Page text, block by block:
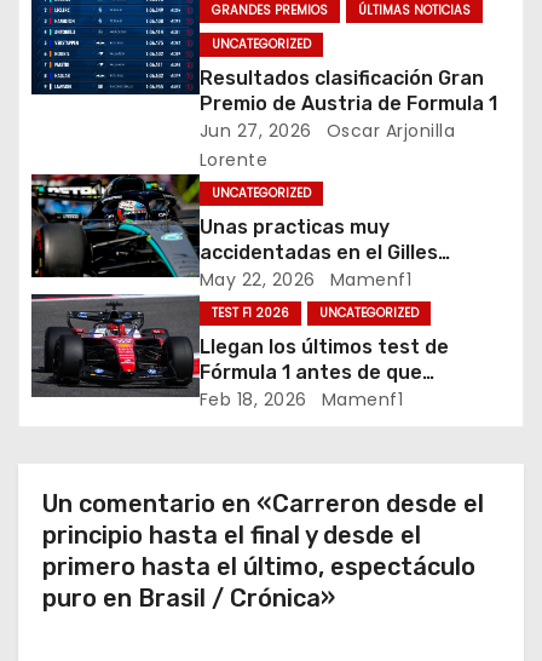
c
i
n
d
e
e
n
r
a
d
GRANDES PREMIOS
ÚLTIMAS NOTICIAS
UNCATEGORIZED
Resultados clasificación Gran
Premio de Austria de Formula 1
Jun 27, 2026
Oscar Arjonilla
Lorente
UNCATEGORIZED
Unas practicas muy
accidentadas en el Gilles
Villeneuve deja a Fernando en
buena posición, ¿será real?… /
Crónica libes 1 GP Canadá
May 22, 2026 Mamenf1
TEST F1 2026 UNCATEGORIZED
Llegan los últimos test de
Fórmula 1 antes de que
comience la nueva temporada
Feb 18, 2026 Mamenf1
Un comentario en «Carreron desde el
principio hasta el final y desde el
primero hasta el último, espectáculo
puro en Brasil / Crónica»